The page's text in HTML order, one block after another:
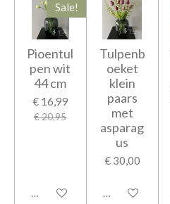
Sale!
Pioentul
pen wit
44 cm
€ 16,99
€ 20,95
In winkelwagen
Tulpenb
oeket
klein
paars
met
asparag
us
€ 30,00
In winkelwagen